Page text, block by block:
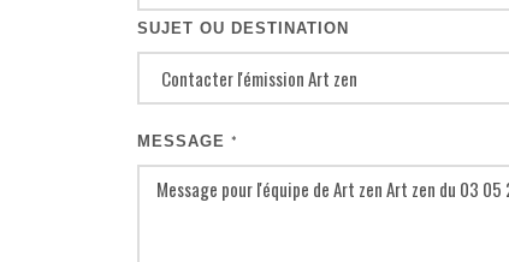
SUJET OU DESTINATION
MESSAGE *